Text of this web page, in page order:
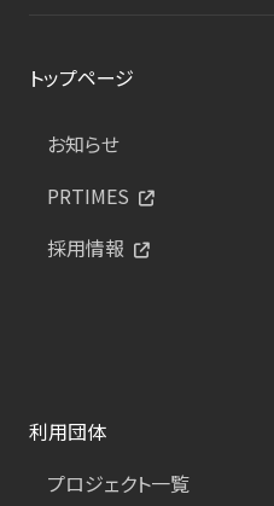
トップページ
お知らせ
PRTIMES
採用情報
利用団体
プロジェクト一覧